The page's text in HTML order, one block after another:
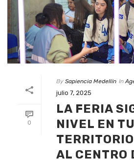
0
By Sapiencia Medellín In
julio 7, 2025
LA FERIA
NIVEL EN TU
AL CENTRO